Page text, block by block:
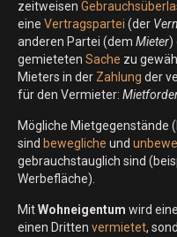
zeitweisen
eine Vertragspartei (der
anderen Partei (dem Mieter)
gemieteten Sache zu
Mieters in der Zahlung der
für den Vermieter:
Mögliche Mietgegenstände
sind bewegliche und
gebrauchstauglich sind
Werbefläche).
MitWohneigentum wird eine
einen Dritten vermietet,